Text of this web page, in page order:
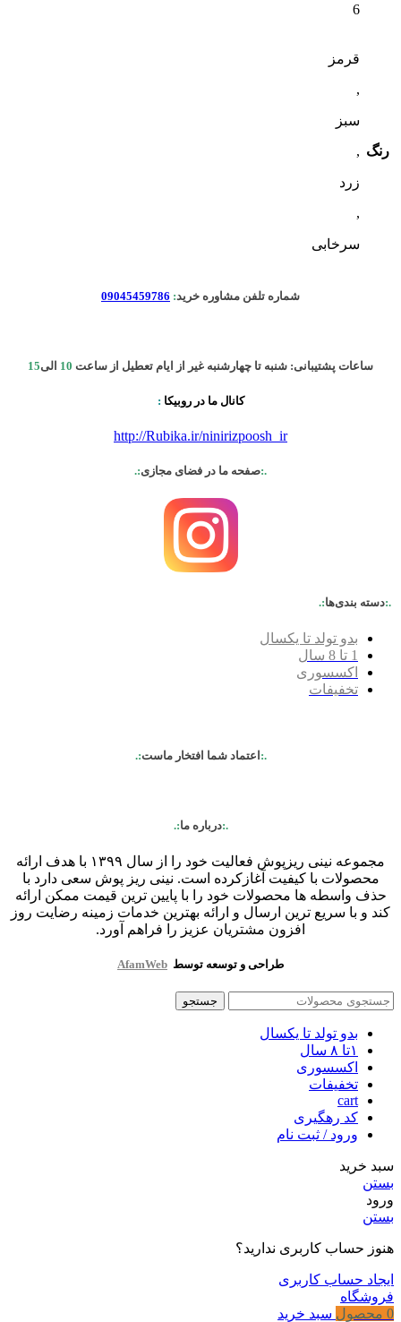
6
رنگ
قرمز
,
سبز
,
زرد
,
سرخابی
شماره تلفن مشاوره خرید:
09045459786
ساعات پشتیبانی: شنبه تا چهارشنبه غیر از ایام تعطیل از ساعت 10 الی15
کانال ما در روبیکا :
http://Rubika.ir/ninirizpoosh_ir
.:صفحه ما در فضای مجازی:.
.:دسته بندی‌ها:.
بدو تولد تا یکسال
1 تا 8 سال
اکسسوری
تخفیفات
.:اعتماد شما افتخار ماست:.
.:درباره ما:.
مجموعه نینی ریزپوش فعالیت خود را از سال ۱۳۹۹ با هدف ارائه
محصولات با کیفیت آغازکرده است. نینی ریز پوش سعی دارد با
حذف واسطه ها محصولات خود را با پایین ترین قیمت ممکن ارائه
کند و با سریع ترین ارسال و ارائه بهترین خدمات زمینه رضایت روز
افزون مشتریان عزیز را فراهم آورد.
طراحی و توسعه توسط AfamWeb
جستجو
بدو تولد تا یکسال
۱تا ۸ سال
اکسسوری
تخفیفات
cart
کد رهگیری
ورود / ثبت نام
سبد خرید
بستن
ورود
بستن
هنوز حساب کاربری ندارید؟
ایجاد حساب کاربری
فروشگاه
0 محصول سبد خرید